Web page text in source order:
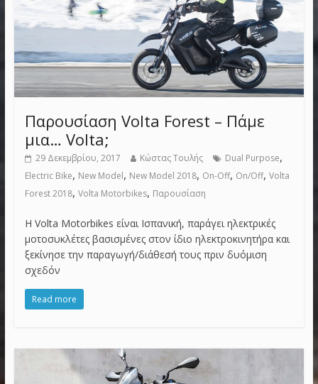
Παρουσίαση Volta Forest – Πάμε
μια… Volta;
29 Δεκεμβρίου, 2017 Κώστας Τουλής Dual Purpose,
Electric Bike, New Model, New Model 2018, On-Off, On/Off, Volta
Forest 2018, Volta Motorbikes, Παρουσίαση
Η Volta Motorbikes είναι Ισπανική, παράγει ηλεκτρικές
μοτοσυκλέτες βασισμένες στον ίδιο ηλεκτροκινητήρα και
ξεκίνησε την παραγωγή/διάθεσή τους πριν δυόμιση
σχεδόν
Read more